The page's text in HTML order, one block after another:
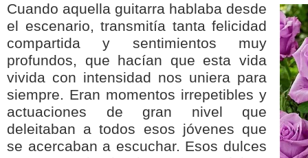
Cuando aquella guitarra hablaba desde
el escenario, transmitía tanta felicidad
compartida y sentimientos muy
profundos, que hacían que esta vida
vivida con intensidad nos uniera para
siempre. Eran momentos irrepetibles y
actuaciones de gran nivel que
deleitaban a todos esos jóvenes que
se acercaban a escuchar. Esos dulces